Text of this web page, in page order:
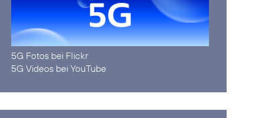
5G Fotos bei Flickr
5G Videos bei YouTube